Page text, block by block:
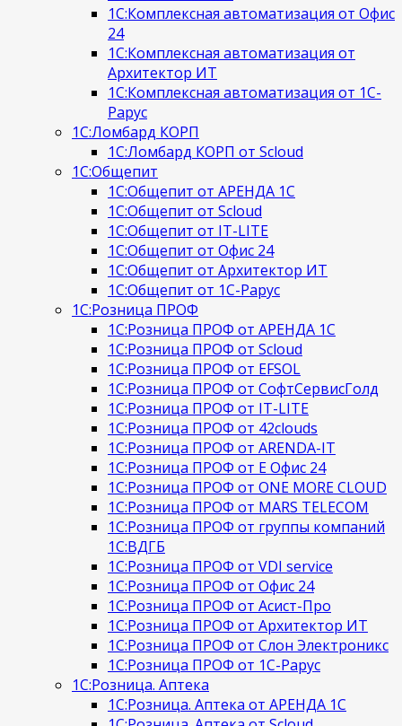
1С:Комплексная автоматизация от Офис
24
1С:Комплексная автоматизация от
Архитектор ИТ
1С:Комплексная автоматизация от 1С-
Рарус
1С:Ломбард КОРП
1С:Ломбард КОРП от Scloud
1С:Общепит
1С:Общепит от АРЕНДА 1С
1С:Общепит от Scloud
1С:Общепит от IT-LITE
1С:Общепит от Офис 24
1С:Общепит от Архитектор ИТ
1С:Общепит от 1С-Рарус
1С:Розница ПРОФ
1С:Розница ПРОФ от АРЕНДА 1С
1С:Розница ПРОФ от Scloud
1С:Розница ПРОФ от EFSOL
1С:Розница ПРОФ от СофтСервисГолд
1С:Розница ПРОФ от IT-LITE
1С:Розница ПРОФ от 42clouds
1С:Розница ПРОФ от ARENDA-IT
1С:Розница ПРОФ от Е Офис 24
1С:Розница ПРОФ от ONE MORE CLOUD
1С:Розница ПРОФ от MARS TELECOM
1С:Розница ПРОФ от группы компаний
1С:ВДГБ
1С:Розница ПРОФ от VDI service
1С:Розница ПРОФ от Офис 24
1С:Розница ПРОФ от Асист-Про
1С:Розница ПРОФ от Архитектор ИТ
1С:Розница ПРОФ от Слон Электроникс
1С:Розница ПРОФ от 1С-Рарус
1С:Розница. Аптека
1С:Розница. Аптека от АРЕНДА 1С